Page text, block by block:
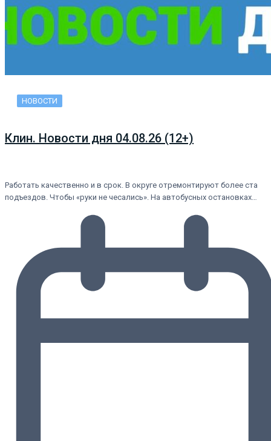
НОВОСТИ
Клин. Новости дня 04.08.26 (12+)
Работать качественно и в срок. В округе отремонтируют более ста
подъездов. Чтобы «руки не чесались». На автобусных остановках…